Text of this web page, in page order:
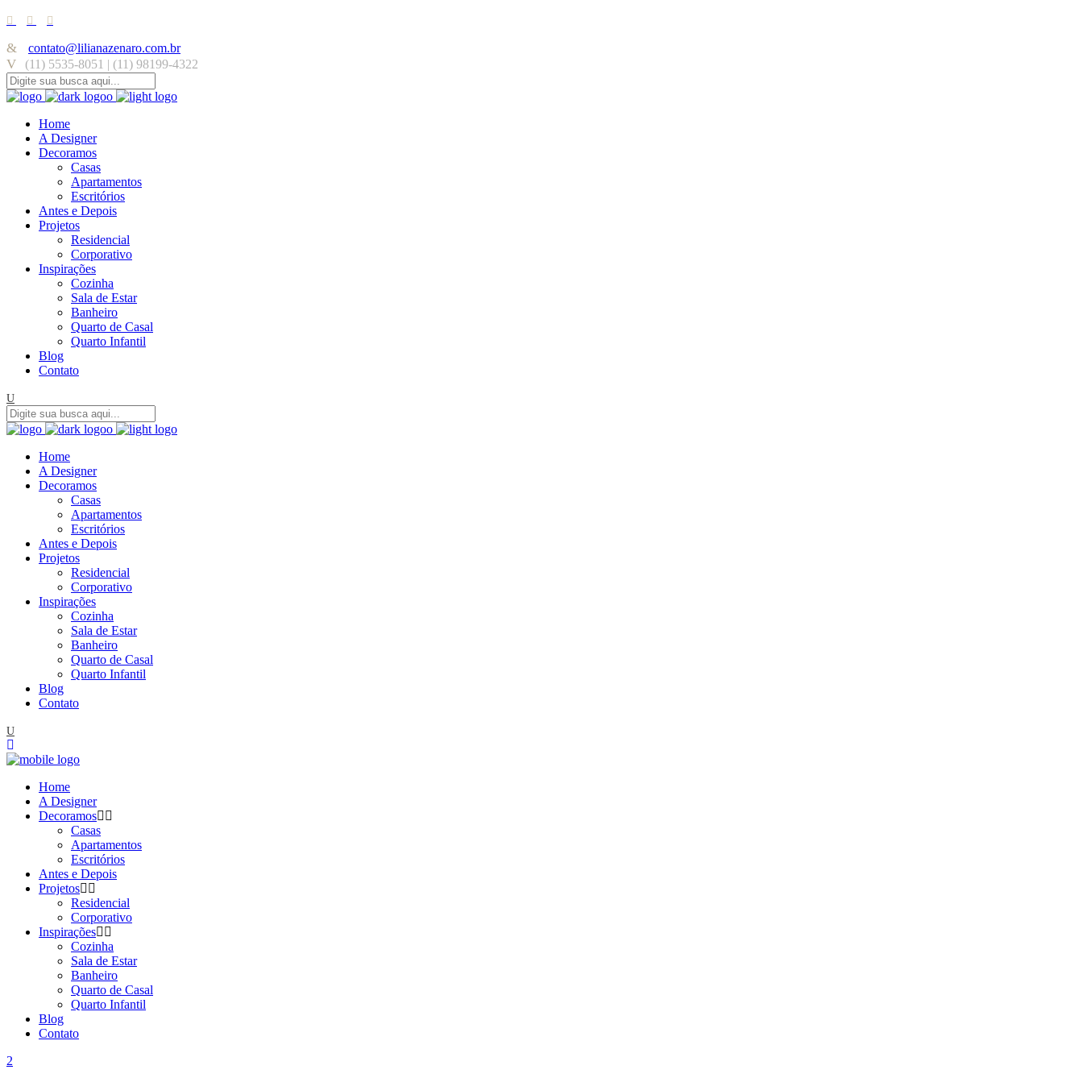
contato@lilianazenaro.com.br
(11) 5535-8051 | (11) 98199-4322
Home
A Designer
Decoramos
Casas
Apartamentos
Escritórios
Antes e Depois
Projetos
Residencial
Corporativo
Inspirações
Cozinha
Sala de Estar
Banheiro
Quarto de Casal
Quarto Infantil
Blog
Contato
Home
A Designer
Decoramos
Casas
Apartamentos
Escritórios
Antes e Depois
Projetos
Residencial
Corporativo
Inspirações
Cozinha
Sala de Estar
Banheiro
Quarto de Casal
Quarto Infantil
Blog
Contato
Home
A Designer
Decoramos
Casas
Apartamentos
Escritórios
Antes e Depois
Projetos
Residencial
Corporativo
Inspirações
Cozinha
Sala de Estar
Banheiro
Quarto de Casal
Quarto Infantil
Blog
Contato